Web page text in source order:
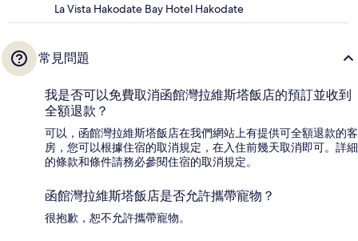
La Vista Hakodate Bay Hotel Hakodate
常見問題
我是否可以免費取消函館灣拉維斯塔飯店的預訂並收到
全額退款？
可以，函館灣拉維斯塔飯店在我們網站上有提供可全額退款的客
房，您可以根據住宿的取消規定，在入住前幾天取消即可。詳細
的條款和條件請務必參閱住宿的取消規定。
函館灣拉維斯塔飯店是否允許攜帶寵物？
很抱歉，恕不允許攜帶寵物。